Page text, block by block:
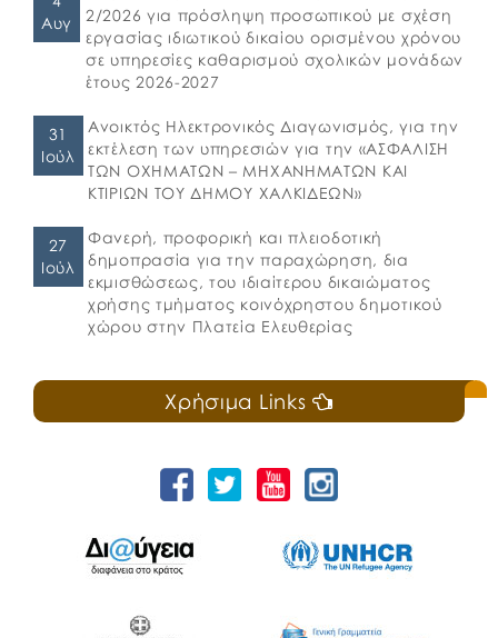
Αυγ
2/2026 για πρόσληψη προσωπικού με σχέση
εργασίας ιδιωτικού δικαίου ορισμένου χρόνου
σε υπηρεσίες καθαρισμού σχολικών μονάδων
έτους 2026-2027
31
Ιούλ
Ανοικτός Ηλεκτρονικός Διαγωνισμός, για την
εκτέλεση των υπηρεσιών για την «ΑΣΦΑΛΙΣΗ
ΤΩΝ ΟΧΗΜΑΤΩΝ – ΜΗΧΑΝΗΜΑΤΩΝ ΚΑΙ
ΚΤΙΡΙΩΝ ΤΟΥ ΔΗΜΟΥ ΧΑΛΚΙΔΕΩΝ»
27
Ιούλ
Φανερή, προφορική και πλειοδοτική
δημοπρασία για την παραχώρηση, δια
εκμισθώσεως, του ιδιαίτερου δικαιώματος
χρήσης τμήματος κοινόχρηστου δημοτικού
χώρου στην Πλατεία Ελευθερίας
Χρήσιμα Links